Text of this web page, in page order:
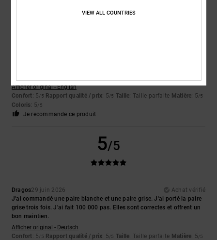
5/5
Afficher original - English
Confort: 5/5 Rapport qualité / prix: 5/5 Taille: Taille parfaite Matière: 5/5
Coloris: 5/5
Je recommande ce produit
5/5
Dragos29 juin 2026
Achat vérifié
J'ai commandé une paire blanche et une paire grise. J'ai porté la paire
grise trois fois. J'ai fait 100 000 pas. Elles sont correctes et offrent un
bon maintien.
Afficher original - Deutsch
Confort: 5/5 Rapport qualité / prix: 5/5 Taille: Taille parfaite Matière: 5/5
VIEW ALL COUNTRIES